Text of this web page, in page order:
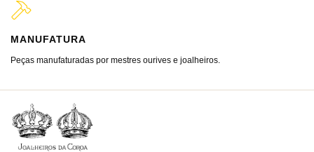
MANUFATURA
Peças manufaturadas por mestres ourives e joalheiros.